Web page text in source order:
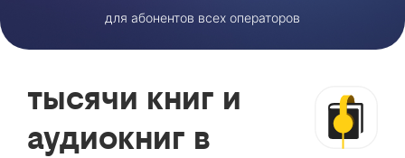
для абонентов всех операторов
тысячи книг и
аудиокниг в